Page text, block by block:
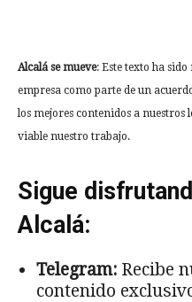
Alcalá se mueve: Este texto ha
empresa como parte de un
los mejores contenidos a
viable nuestro trabajo.
Sigue
Alcalá:
Telegram: Recibe
contenido